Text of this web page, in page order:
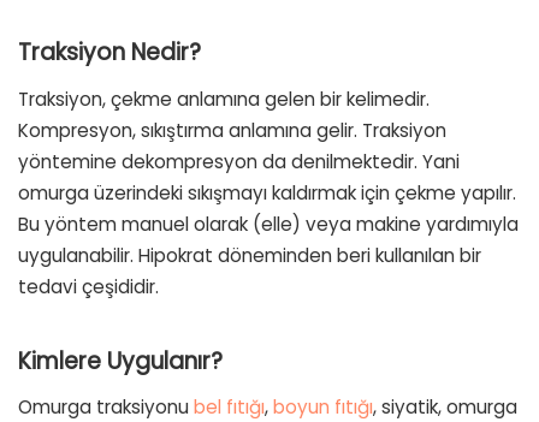
Traksiyon Nedir?
Traksiyon, çekme anlamına gelen bir kelimedir.
Kompresyon, sıkıştırma anlamına gelir. Traksiyon
yöntemine dekompresyon da denilmektedir. Yani
omurga üzerindeki sıkışmayı kaldırmak için çekme yapılır.
Bu yöntem manuel olarak (elle) veya makine yardımıyla
uygulanabilir. Hipokrat döneminden beri kullanılan bir
tedavi çeşididir.
Kimlere Uygulanır?
Omurga traksiyonu bel fıtığı,boyun fıtığı, siyatik, omurga